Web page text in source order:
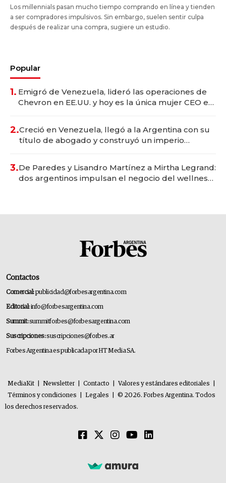
Los millennials pasan mucho tiempo comprando en línea y tienden
a ser compradores impulsivos. Sin embargo, suelen sentir culpa
después de realizar una compra, sugiere un estudio.
Popular
1. Emigró de Venezuela, lideró las operaciones de
Chevron en EE.UU. y hoy es la única mujer CEO en
2.Creció en Venezuela, llegó a la Argentina con su
título de abogado y construyó un imperio
3.De Paredes y Lisandro Martínez a Mirtha Legrand:
dos argentinos impulsan el negocio del wellness
Contactos
Comercial:publicidad@forbesargentina.com
Editorial:info@forbesargentina.com
Summit:summitforbes@forbesargentina.com
Suscripciones:suscripciones@forbes.ar
Forbes Argentina es publicada por HT Media SA.
MediaKit Newsletter Contacto Valores y estándares editoriales
Términos y condiciones
Legales
© 2026. Forbes Argentina. Todos
los derechos reservados.